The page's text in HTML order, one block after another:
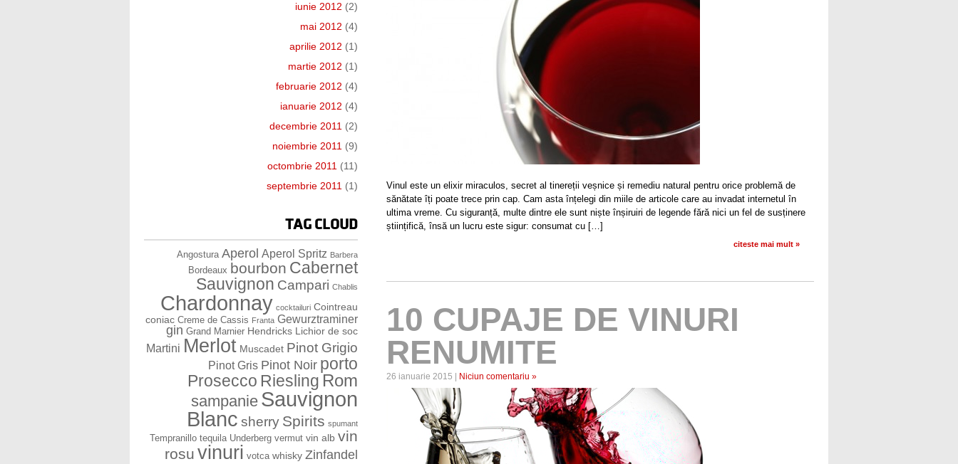
Vinul este un elixir miraculos, secret al tinereții veșnice și remediu natural pentru orice problemă de
sănătate îți poate trece prin cap. Cam asta înțelegi din miile de articole care au invadat internetul în
ultima vreme. Cu siguranță, multe dintre ele sunt niște înșiruiri de legende fără nici un fel de susținere
științifică, însă un lucru este sigur: consumat cu […]
citeste mai mult »
10 CUPAJE DE VINURI
RENUMITE
26 ianuarie 2015 | Niciun comentariu »
iunie 2012 (2)
mai 2012 (4)
aprilie 2012 (1)
martie 2012 (1)
februarie 2012 (4)
ianuarie 2012 (4)
decembrie 2011 (2)
noiembrie 2011 (9)
octombrie 2011 (11)
septembrie 2011 (1)
TAG CLOUD
Angostura Aperol Aperol Spritz Barbera
Bordeaux bourbon Cabernet
Sauvignon Campari Chablis
Chardonnay cocktailuri Cointreau
coniac Creme de Cassis Franta Gewurztraminer
gin Grand Marnier Hendricks Lichior de soc
Martini Merlot Muscadet Pinot Grigio
Pinot Gris Pinot Noir porto
Prosecco Riesling Rom
sampanie Sauvignon
Blanc sherry Spirits spumant
Tempranillo tequila Underberg vermut vin alb vin
rosu vinuri votca whisky Zinfandel